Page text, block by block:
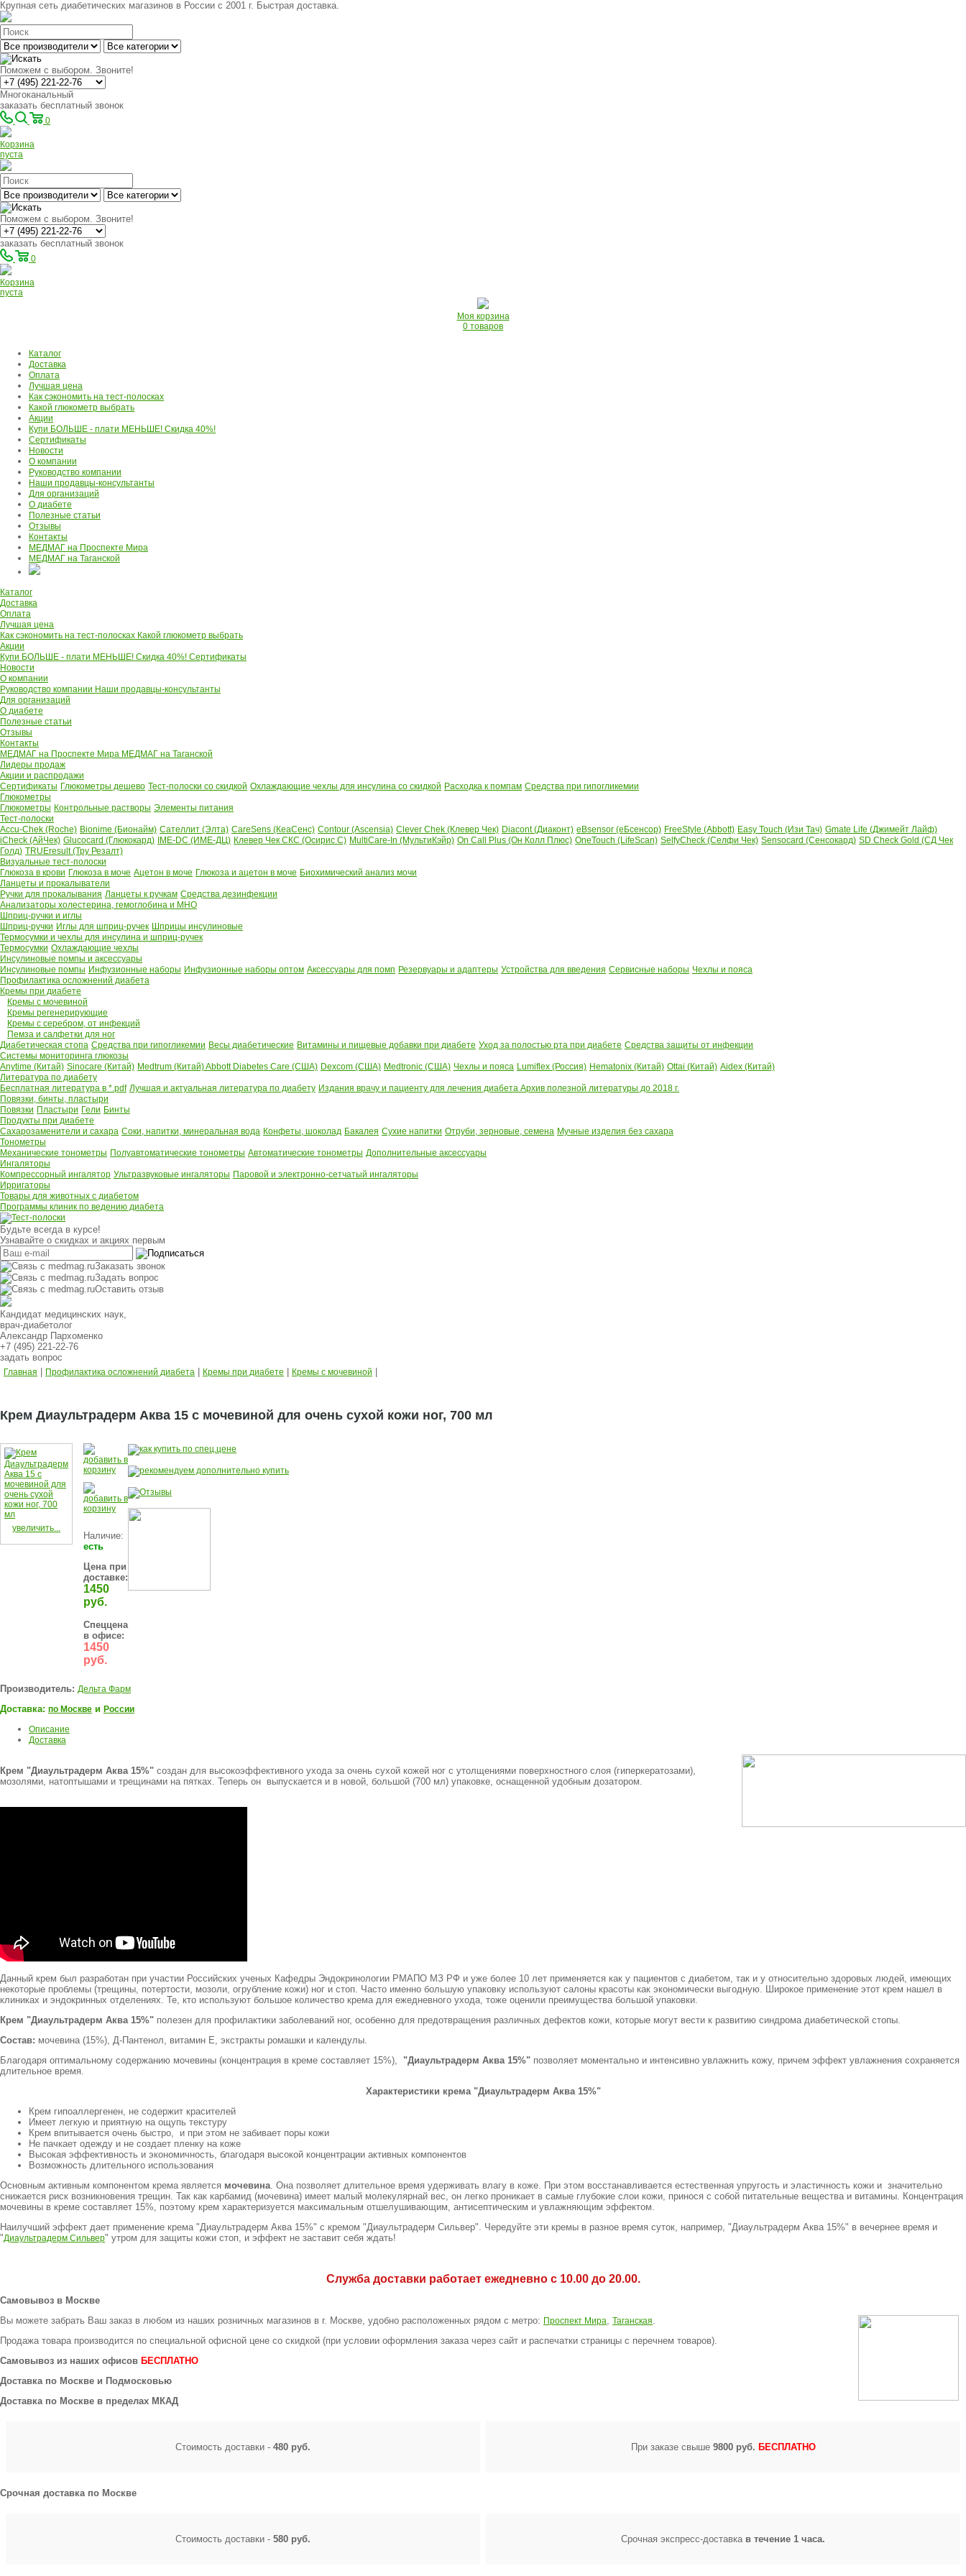
Крупная сеть диабетических магазинов в России с 2001 г. Быстрая доставка.
Поможем с выбором. Звоните!
Многоканальный
заказать бесплатный звонок
0
Корзина
пуста
Поможем с выбором. Звоните!
заказать бесплатный звонок
0
Корзина
пуста
Моя корзина
0 товаров
Каталог
Доставка
Оплата
Лучшая цена
Как сэкономить на тест-полосках
Какой глюкометр выбрать
Акции
Купи БОЛЬШЕ - плати МЕНЬШЕ! Скидка 40%!
Сертификаты
Новости
О компании
Руководство компании
Наши продавцы-консультанты
Для организаций
О диабете
Полезные статьи
Отзывы
Контакты
МЕДМАГ на Проспекте Мира
МЕДМАГ на Таганской
Каталог
Доставка
Оплата
Лучшая цена
Как сэкономить на тест-полосках Какой глюкометр выбрать
Акции
Купи БОЛЬШЕ - плати МЕНЬШЕ! Скидка 40%! Сертификаты
Новости
О компании
Руководство компании Наши продавцы-консультанты
Для организаций
О диабете
Полезные статьи
Отзывы
Контакты
МЕДМАГ на Проспекте Мира МЕДМАГ на Таганской
Лидеры продаж
Акции и распродажи
Сертификаты Глюкометры дешево Тест-полоски со скидкой Охлаждающие чехлы для инсулина со скидкой Расходка к помпам Средства при гипогликемии
Глюкометры
Глюкометры Контрольные растворы Элементы питания
Тест-полоски
Accu-Chek (Roche) Bionime (Бионайм) Сателлит (Элта) CareSens (КеаСенс) Contour (Ascensia) Clever Chek (Клевер Чек) Diacont (Диаконт) eBsensor (еБсенсор) FreeStyle (Abbott) Easy Touch (Изи Тач) Gmate Life (Джимейт Лайф)
iCheck (АйЧек) Glucocard (Глюкокард) IME-DC (ИМЕ-ДЦ) Клевер Чек СКС (Осирис С) MultiCare-In (МультиКэйр) On Call Plus (Он Колл Плюс) OneTouch (LifeScan) SelfyCheck (Селфи Чек) Sensocard (Сенсокард) SD Check Gold (СД Чек
Голд) TRUEresult (Тру Резалт)
Визуальные тест-полоски
Глюкоза в крови Глюкоза в моче Ацетон в моче Глюкоза и ацетон в моче Биохимический анализ мочи
Ланцеты и прокалыватели
Ручки для прокалывания Ланцеты к ручкам Средства дезинфекции
Анализаторы холестерина, гемоглобина и МНО
Шприц-ручки и иглы
Шприц-ручки Иглы для шприц-ручек Шприцы инсулиновые
Термосумки и чехлы для инсулина и шприц-ручек
Термосумки Охлаждающие чехлы
Инсулиновые помпы и аксессуары
Инсулиновые помпы Инфузионные наборы Инфузионные наборы оптом Аксессуары для помп Резервуары и адаптеры Устройства для введения Сервисные наборы Чехлы и пояса
Профилактика осложнений диабета
Кремы при диабете
Кремы с мочевиной
Кремы регенерирующие
Кремы с серебром, от инфекций
Пемза и салфетки для ног
Диабетическая стопа Средства при гипогликемии Весы диабетические Витамины и пищевые добавки при диабете Уход за полостью рта при диабете Средства защиты от инфекции
Системы мониторинга глюкозы
Anytime (Китай) Sinocare (Китай) Medtrum (Китай)Abbott Diabetes Care (США) Dexcom (США) Medtronic (США) Чехлы и пояса Lumiflex (Россия) Hematonix (Китай) Ottai (Китай) Aidex (Китай)
Литература по диабету
Бесплатная литература в *.pdf Лучшая и актуальная литература по диабету Издания врачу и пациенту для лечения диабета Архив полезной литературы до 2018 г.
Повязки, бинты, пластыри
Повязки Пластыри Гели Бинты
Продукты при диабете
Сахарозаменители и сахара Соки, напитки, минеральная вода Конфеты, шоколад Бакалея Сухие напитки Отруби, зерновые, семена Мучные изделия без сахара
Тонометры
Механические тонометры Полуавтоматические тонометры Автоматические тонометры Дополнительные аксессуары
Ингаляторы
Компрессорный ингалятор Ультразвуковые ингаляторы Паровой и электронно-сетчатый ингаляторы
Ирригаторы
Товары для животных с диабетом
Программы клиник по ведению диабета
Будьте всегда в курсе!
Узнавайте о скидках и акциях первым
Заказать звонок
Задать вопрос
Оставить отзыв
Кандидат медицинских наук,
врач-диабетолог
Александр Пархоменко
+7 (495) 221-22-76
задать вопрос
Главная Профилактика осложнений диабета Кремы при диабете Кремы с мочевиной
Крем Диаультрадерм Аква 15 с мочевиной для очень сухой кожи ног, 700 мл
увеличить...
Наличие:
есть
Цена при
доставке:
1450
руб.
Спеццена
в офисе:
1450
руб.
Производитель: Дельта Фарм
Доставка: по Москве и России
Описание
Доставка
Крем "Диаультрадерм Аква 15%" создан для высокоэффективного ухода за очень сухой кожей ног с утолщениями поверхностного слоя (гиперкератозами),
мозолями, натоптышами и трещинами на пятках. Теперь он выпускается и в новой, большой (700 мл) упаковке, оснащенной удобным дозатором.
Данный крем был разработан при участии Российских ученых Кафедры Эндокринологии РМАПО МЗ РФ и уже более 10 лет применяется как у пациентов с диабетом, так и у относительно здоровых людей, имеющих
некоторые проблемы (трещины, потертости, мозоли, огрубление кожи) ног и стоп. Часто именно большую упаковку используют салоны красоты как экономически выгодную. Широкое применение этот крем нашел в
клиниках и эндокринных отделениях. Те, кто используют большое количество крема для ежедневного ухода, тоже оценили преимущества большой упаковки.
Крем "Диаультрадерм Аква 15%" полезен для профилактики заболеваний ног, особенно для предотвращения различных дефектов кожи, которые могут вести к развитию синдрома диабетической стопы.
Состав: мочевина (15%), Д-Пантенол, витамин Е, экстракты ромашки и календулы.
Благодаря оптимальному содержанию мочевины (концентрация в креме составляет 15%), "Диаультрадерм Аква 15%" позволяет моментально и интенсивно увлажнить кожу, причем эффект увлажнения сохраняется
длительное время.
Характеристики крема "Диаультрадерм Аква 15%"
Крем гипоаллергенен, не содержит красителей
Имеет легкую и приятную на ощупь текстуру
Крем впитывается очень быстро, и при этом не забивает поры кожи
Не пачкает одежду и не создает пленку на коже
Высокая эффективность и экономичность, благодаря высокой концентрации активных компонентов
Возможность длительного использования
Основным активным компонентом крема является мочевина . Она позволяет длительное время удерживать влагу в коже. При этом восстанавливается естественная упругость и эластичность кожи и значительно
снижается риск возникновения трещин. Так как карбамид (мочевина) имеет малый молекулярнай вес, он легко проникает в самые глубокие слои кожи, принося с собой питательные вещества и витамины. Концентрация
мочевины в креме составляет 15%, поэтому крем характеризуется максимальным отшелушивающим, антисептическим и увлажняющим эффектом.
Наилучший эффект дает применение крема "Диаультрадерм Аква 15%" с кремом "Диаультрадерм Сильвер". Чередуйте эти кремы в разное время суток, например, "Диаультрадерм Аква 15%" в вечернее время и
"Диаультрадерм Сильвер" утром для защиты кожи стоп, и эффект не заставит себя ждать!
Служба доставки работает ежедневно с 10.00 до 20.00.
Самовывоз в Москве
Вы можете забрать Ваш заказ в любом из наших розничных магазинов в г. Москве, удобно расположенных рядом с метро: Проспект Мира, Таганская.
Продажа товара производится по специальной офисной цене со скидкой (при условии оформления заказа через сайт и распечатки страницы с перечнем товаров).
Самовывоз из наших офисов БЕСПЛАТНО
Доставка по Москве и Подмосковью
Доставка по Москве в пределах МКАД
Стоимость доставки - 480 руб. При заказе свыше 9800 руб. БЕСПЛАТНО
Срочная доставка по Москве
Стоимость доставки - 580 руб. Срочная экспресс-доставка в течение 1 часа.